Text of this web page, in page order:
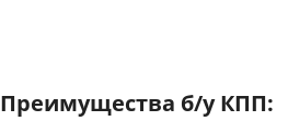
Преимущества б/у КПП: